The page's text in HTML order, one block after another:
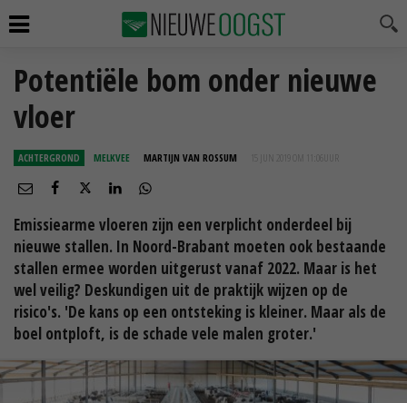
Potentiële bom onder nieuwe
vloer
ACHTERGROND MELKVEE MARTIJN VAN ROSSUM 15 JUN 2019 OM 11:06
Emissiearme vloeren zijn een verplicht onderdeel bij
nieuwe stallen. In Noord-Brabant moeten ook bestaande
stallen ermee worden uitgerust vanaf 2022. Maar is het
wel veilig? Deskundigen uit de praktijk wijzen op de
risico's. 'De kans op een ontsteking is kleiner. Maar als de
boel ontploft, is de schade vele malen groter.'